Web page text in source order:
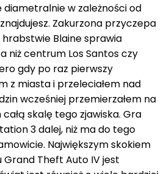
w zależności od
Zakurzona przyczepa
Blaine sprawia
niż centrum Los Santos czy
gdy po raz pierwszy
z miasta i przeleciałem nad
wcześniej przemierzałem na
skalę tego zjawiska. Gra
3 dalej, niż ma do tego
Największym skokiem
Theft Auto IV jest